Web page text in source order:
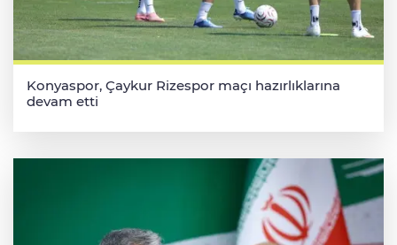
Konyaspor, Çaykur Rizespor maçı hazırlıklarına
devam etti